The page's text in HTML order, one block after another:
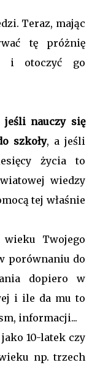
Teraz, mając
tę próżnię
i otoczyć go
jeśli nauczy się
szkoły, a jeśli
życia to
wiedzy
tej właśnie
Twojego
porównaniu do
dopiero w
i ile da mu to
informacji...
10-latek czy
np. trzech